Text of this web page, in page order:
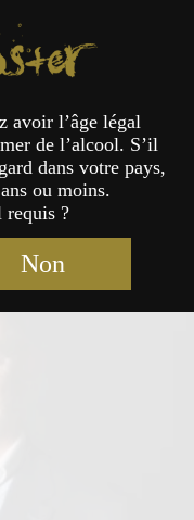
avoir l’âge légal
de l’alcool. S’il
dans votre pays,
ou moins.
requis ?
Non